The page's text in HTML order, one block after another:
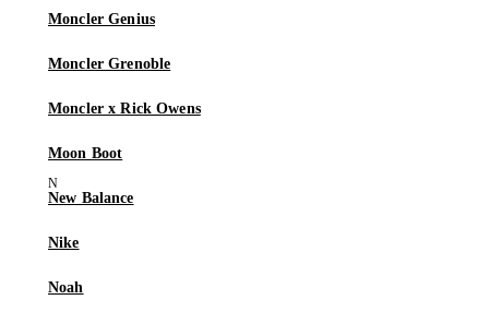
Moncler Genius
Moncler Grenoble
Moncler x Rick Owens
Moon Boot
New Balance
Nike
Noah